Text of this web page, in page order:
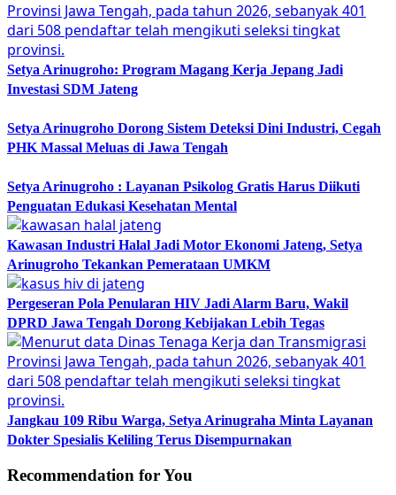
Setya Arinugroho: Program Magang Kerja Jepang Jadi
Investasi SDM Jateng
Setya Arinugroho Dorong Sistem Deteksi Dini Industri, Cegah
PHK Massal Meluas di Jawa Tengah
Setya Arinugroho : Layanan Psikolog Gratis Harus Diikuti
Penguatan Edukasi Kesehatan Mental
Kawasan Industri Halal Jadi Motor Ekonomi Jateng, Setya
Arinugroho Tekankan Pemerataan UMKM
Pergeseran Pola Penularan HIV Jadi Alarm Baru, Wakil
DPRD Jawa Tengah Dorong Kebijakan Lebih Tegas
Jangkau 109 Ribu Warga, Setya Arinugraha Minta Layanan
Dokter Spesialis Keliling Terus Disempurnakan
Recommendation for You